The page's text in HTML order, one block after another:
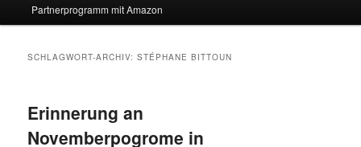
Partnerprogramm mit Amazon
SCHLAGWORT-ARCHIV:STÉPHANE BITTOUN
Erinnerung an
Novemberpogrome in